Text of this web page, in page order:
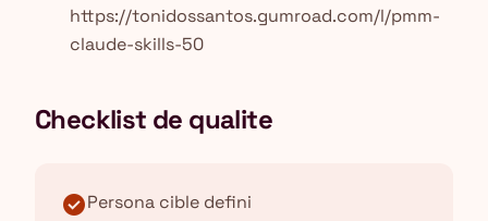
https://tonidossantos.gumroad.com/l/pmm-
claude-skills-50
Checklist de qualite
check_circlePersona cible defini